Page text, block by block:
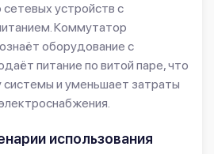
устройств с
Коммутатор
оборудование с
питание по витой паре, что
системы и уменьшает затраты
использования